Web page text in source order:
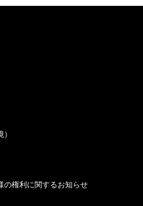
の権利に関するお知らせ